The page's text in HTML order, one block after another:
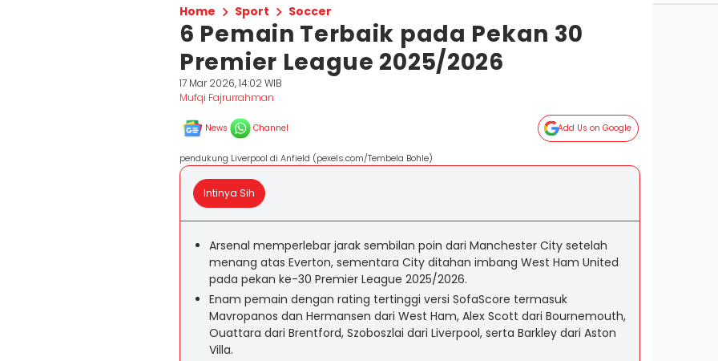
Home Sport Soccer
6 Pemain Terbaik pada Pekan 30
Premier League 2025/2026
17 Mar 2026, 14:02 WIB
Mufqi Fajrurrahman
News Channel Add Us on Google
pendukung Liverpool di Anfield (pexels.com/Tembela Bohle)
Intinya Sih
Arsenal memperlebar jarak sembilan poin dari Manchester City setelah
menang atas Everton, sementara City ditahan imbang West Ham United
pada pekan ke-30 Premier League 2025/2026.
Enam pemain dengan rating tertinggi versi SofaScore termasuk
Mavropanos dan Hermansen dari West Ham, Alex Scott dari Bournemouth,
Ouattara dari Brentford, Szoboszlai dari Liverpool, serta Barkley dari Aston
Villa.